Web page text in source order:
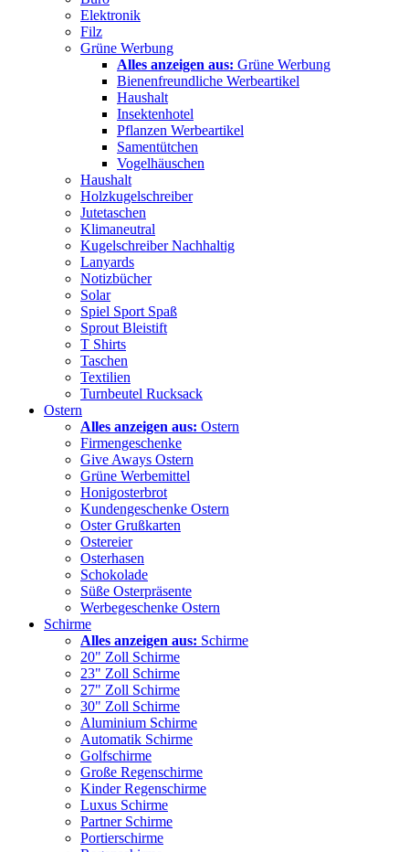
Elektronik
Filz
Grüne Werbung
Alles anzeigen aus: Grüne Werbung
Bienenfreundliche Werbeartikel
Haushalt
Insektenhotel
Pflanzen Werbeartikel
Samentütchen
Vogelhäuschen
Haushalt
Holzkugelschreiber
Jutetaschen
Klimaneutral
Kugelschreiber Nachhaltig
Lanyards
Notizbücher
Solar
Spiel Sport Spaß
Sprout Bleistift
T Shirts
Taschen
Textilien
Turnbeutel Rucksack
Ostern
Alles anzeigen aus: Ostern
Firmengeschenke
Give Aways Ostern
Grüne Werbemittel
Honigosterbrot
Kundengeschenke Ostern
Oster Grußkarten
Ostereier
Osterhasen
Schokolade
Süße Osterpräsente
Werbegeschenke Ostern
Schirme
Alles anzeigen aus: Schirme
20" Zoll Schirme
23" Zoll Schirme
27" Zoll Schirme
30" Zoll Schirme
Aluminium Schirme
Automatik Schirme
Golfschirme
Große Regenschirme
Kinder Regenschirme
Luxus Schirme
Partner Schirme
Portierschirme